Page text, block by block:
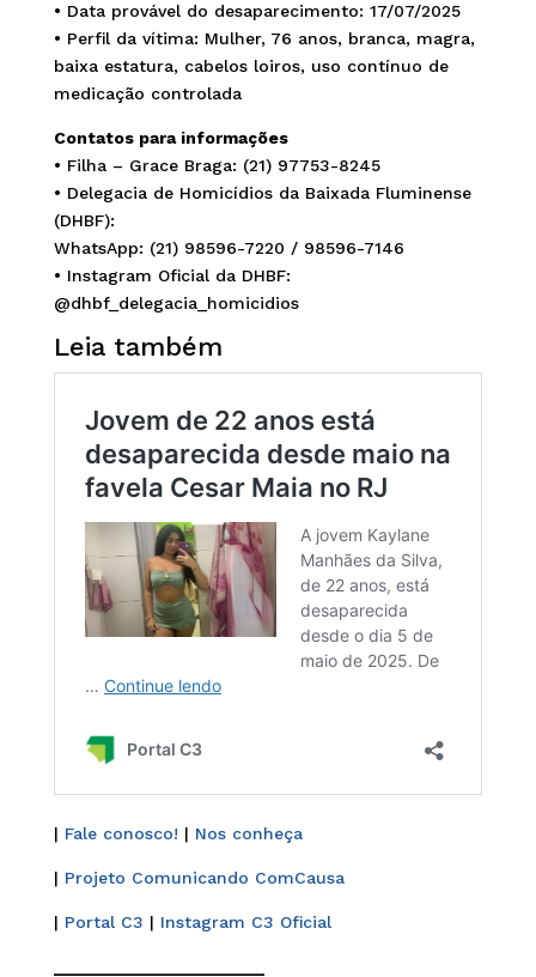
• Data provável do desaparecimento: 17/07/2025
• Perfil da vítima: Mulher, 76 anos, branca, magra,
baixa estatura, cabelos loiros, uso contínuo de
medicação controlada
Contatos para informações
• Filha – Grace Braga: (21) 97753-8245
• Delegacia de Homicídios da Baixada Fluminense
(DHBF):
WhatsApp: (21) 98596-7220 / 98596-7146
• Instagram Oficial da DHBF:
@dhbf_delegacia_homicidios
Leia também
| Fale conosco! | Nos conheça
| Projeto Comunicando ComCausa
| Portal C3 | Instagram C3 Oficial